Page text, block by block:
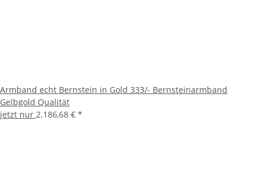
Armband echt Bernstein in Gold 333/- Bernsteinarmband
Gelbgold Qualität
jetzt nur 2.186,68 € *